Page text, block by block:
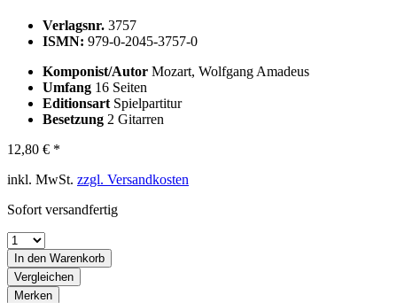
Verlagsnr. 3757
ISMN: 979-0-2045-3757-0
Komponist/Autor Mozart, Wolfgang Amadeus
Umfang 16 Seiten
Editionsart Spielpartitur
Besetzung 2 Gitarren
12,80 € *
inkl. MwSt. zzgl. Versandkosten
Sofort versandfertig
In den Warenkorb
Vergleichen
Merken